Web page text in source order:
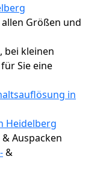
allen Größen und
, bei kleinen
Sie eine
in
Heidelberg
Auspacken
&